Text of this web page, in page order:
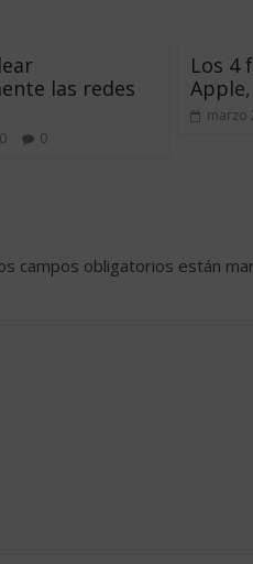
las redes
0
Los 4
marzo
campos obligatorios están